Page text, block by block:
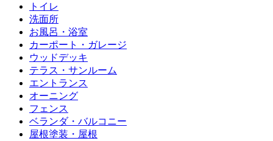
トイレ
洗面所
お風呂・浴室
カーポート・ガレージ
ウッドデッキ
テラス・サンルーム
エントランス
オーニング
フェンス
ベランダ・バルコニー
屋根塗装・屋根